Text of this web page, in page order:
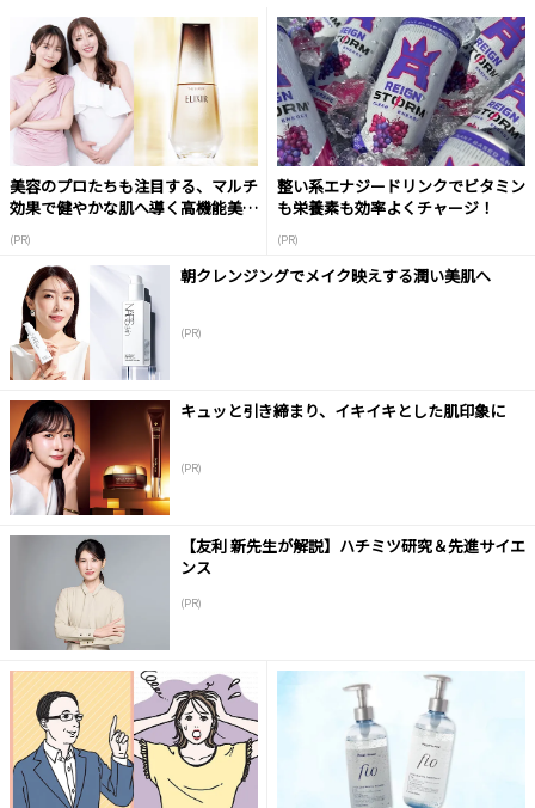
美容のプロたちも注目する、マルチ
効果で健やかな肌へ導く高機能美容
(PR)
整い系エナジードリンクでビタミン
も栄養素も効率よくチャージ！
(PR)
朝クレンジングでメイク映えする潤い美肌へ
(PR)
キュッと引き締まり、イキイキとした肌印象に
(PR)
【友利 新先生が解説】ハチミツ研究＆先進サイエ
ンス
(PR)